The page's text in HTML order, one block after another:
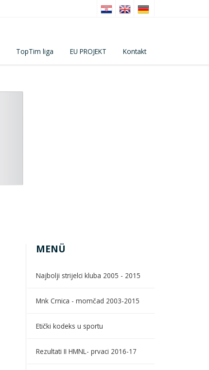
TopTim liga EU PROJEKT Kontakt
MENÜ
Najbolji strijelci kluba 2005 - 2015
Mnk Crnica - momčad 2003-2015
Etički kodeks u sportu
Rezultati II HMNL- prvaci 2016-17